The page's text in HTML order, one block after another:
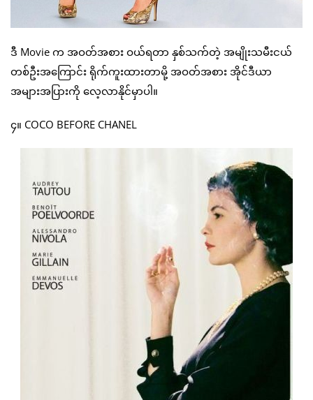
ဒီ Movie က အဝတ်အစား ဝယ်ရတာ နှစ်သက်တဲ့ အမျိုးသမီးငယ်
တစ်ဦးအကြောင်း ရိုက်ကူးထားတာမို့ အဝတ်အစား အိုင်ဒီယာ
အများအပြားကို လေ့လာနိုင်မှာပါ။
၄။ COCO BEFORE CHANEL